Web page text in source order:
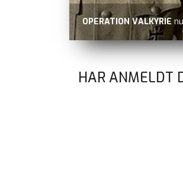
OPERATION VALKYRIE
HAR ANMELDT